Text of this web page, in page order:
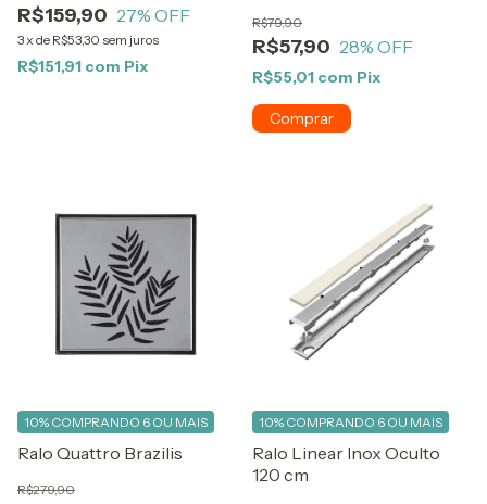
R$159,90 27% OFF
3 x de R$53,30 sem juros
R$151,91 com Pix
R$57,90
R$79,90
28% OFF
R$55,01 com Pix
Ralo Quattro Brazilis
R$279,90
10% COMPRANDO 6 OU MAIS
Ralo Linear Inox Oculto
120 cm
10% COMPRANDO 6 OU MAIS